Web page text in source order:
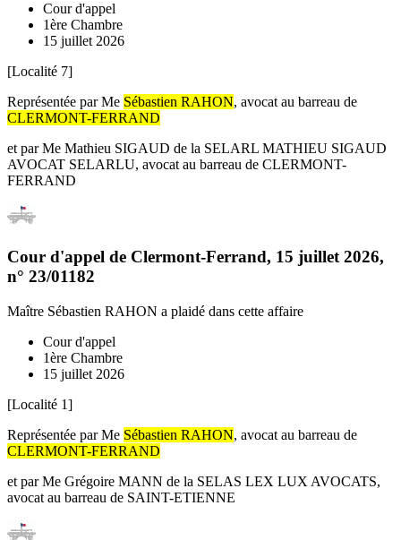
Cour d'appel
1ère Chambre
15 juillet 2026
[Localité 7]
Représentée par Me Sébastien RAHON, avocat au barreau de
CLERMONT-FERRAND
et par Me Mathieu SIGAUD de la SELARL MATHIEU SIGAUD
AVOCAT SELARLU, avocat au barreau de CLERMONT-
FERRAND
Cour d'appel de Clermont-Ferrand, 15 juillet 2026,
n° 23/01182
Maître Sébastien RAHON a plaidé dans cette affaire
Cour d'appel
1ère Chambre
15 juillet 2026
[Localité 1]
Représentée par Me Sébastien RAHON, avocat au barreau de
CLERMONT-FERRAND
et par Me Grégoire MANN de la SELAS LEX LUX AVOCATS,
avocat au barreau de SAINT-ETIENNE